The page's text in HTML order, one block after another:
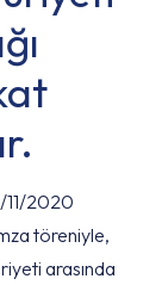
11/2020
töreniyle,
arasında